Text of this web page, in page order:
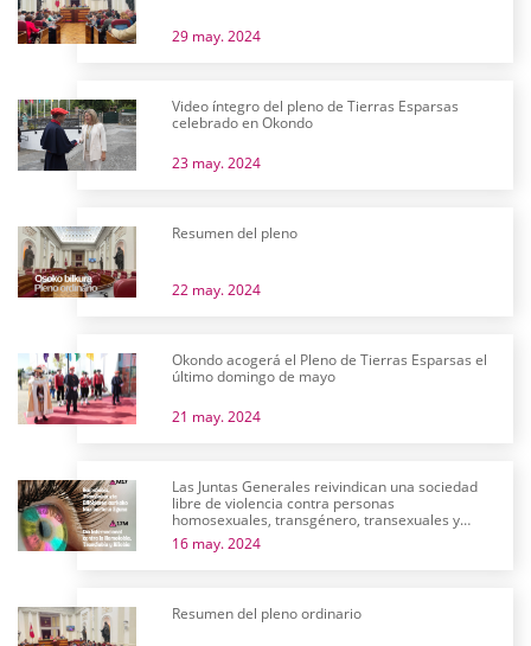
29 may. 2024
Video íntegro del pleno de Tierras Esparsas
celebrado en Okondo
23 may. 2024
Resumen del pleno
22 may. 2024
Okondo acogerá el Pleno de Tierras Esparsas el
último domingo de mayo
21 may. 2024
Las Juntas Generales reivindican una sociedad
libre de violencia contra personas
homosexuales, transgénero, transexuales y
bisexuales
16 may. 2024
Resumen del pleno ordinario